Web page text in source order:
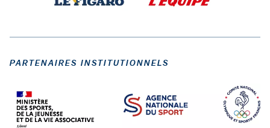
PARTENAIRES INSTITUTIONNELS